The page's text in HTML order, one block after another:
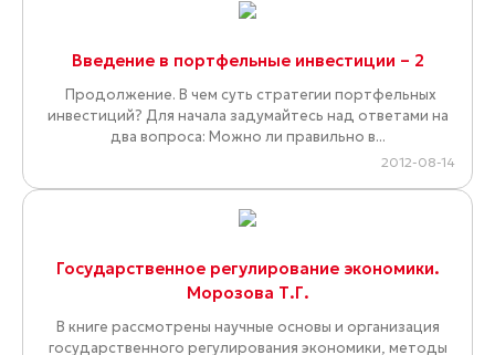
Введение в портфельные инвестиции – 2
Продолжение. В чем суть стратегии портфельных
инвестиций? Для начала задумайтесь над ответами на
два вопроса: Можно ли правильно в...
2012-08-14
Государственное регулирование экономики.
Морозова Т.Г.
В книге рассмотрены научные основы и организация
государственного регулирования экономики, методы